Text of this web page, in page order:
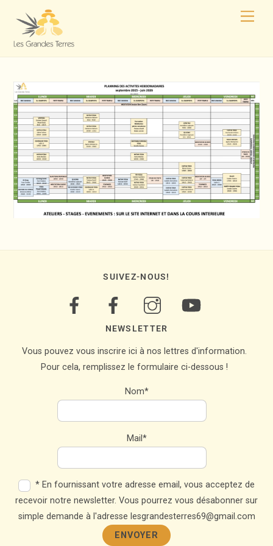
SUIVEZ-NOUS!
NEWSLETTER
Vous pouvez vous inscrire ici à nos lettres d'information.
Pour cela, remplissez le formulaire ci-dessous !
Nom*
Mail*
* En fournissant votre adresse email, vous acceptez de
recevoir notre newsletter. Vous pourrez vous désabonner sur
simple demande à l'adresse lesgrandesterres69@gmail.com